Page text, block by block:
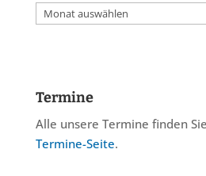
Archiv
Termine
Alle unsere Termine finden
Termine-Seite.